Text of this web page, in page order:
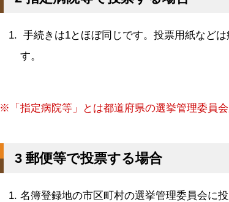
手続きは1とほぼ同じです。投票用紙など
す。
※「指定病院等」とは都道府県の選挙管理委員
3 郵便等で投票する場合
名簿登録地の市区町村の選挙管理委員会に